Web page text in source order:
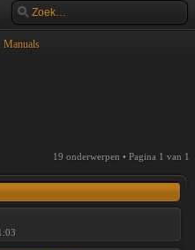
Manuals
19 onderwerpen • Pagina 1 van 1